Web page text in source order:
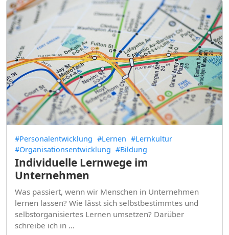
#Personalentwicklung #Lernen #Lernkultur
#Organisationsentwicklung #Bildung
Individuelle Lernwege im
Unternehmen
Was passiert, wenn wir Menschen in Unternehmen
lernen lassen? Wie lässt sich selbstbestimmtes und
selbstorganisiertes Lernen umsetzen? Darüber
schreibe ich in …